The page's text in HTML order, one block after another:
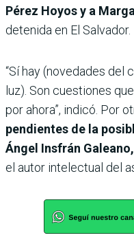
Pérez Hoyos y a
detenida en El Salvador.
“Sí hay (novedades del
luz). Son cuestiones
por ahora”, indicó. Por
pendientes de la
Ángel Insfrán
el autor intelectual del